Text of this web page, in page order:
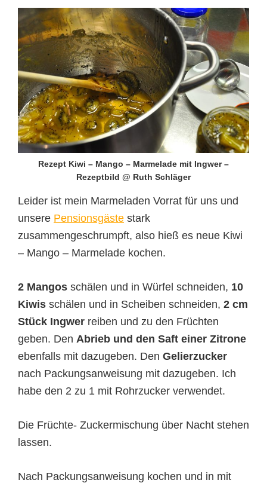
Rezept Kiwi – Mango – Marmelade mit Ingwer –
Rezeptbild @ Ruth Schläger
Leider ist mein Marmeladen Vorrat für uns und
unsere Pensionsgäste stark
zusammengeschrumpft, also hieß es neue Kiwi
– Mango – Marmelade kochen.
2 Mangos schälen und in Würfel schneiden, 10
Kiwis schälen und in Scheiben schneiden, 2 cm
Stück Ingwer reiben und zu den Früchten
geben. Den Abrieb und den Saft einer Zitrone
ebenfalls mit dazugeben. Den Gelierzucker
nach Packungsanweisung mit dazugeben. Ich
habe den 2 zu 1 mit Rohrzucker verwendet.
Die Früchte- Zuckermischung über Nacht stehen
lassen.
Nach Packungsanweisung kochen und in mit